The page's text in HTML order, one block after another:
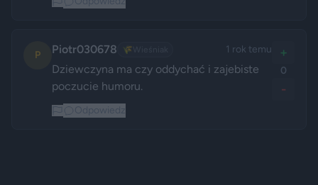
P Piotr030678 🌾 1 rok temu
Dziewczyna ma czy oddychać i zajebiste
poczucie humoru.
+
0
-